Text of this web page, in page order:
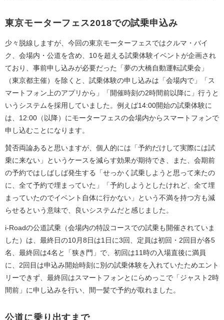
東京モーターフェス2018での試乗申込み
少々脱線しますが、今回の東京モーターフェスではクルマ・バイ
ク、会場内・公道を含め、10を超える試乗体験イベントが企画され
ており、事前申し込みが必要だった「夢の大橋自動運転試乗会」
（東京都主催）を除くと、試乗体験の申し込みは「会場内で」「ス
マートフォン上のアプリから」「開催時刻の2時間前以降に」行うと
いうシステムを採用していました。例えば14:00開始の試乗体験に
は、12:00（以降）にモーターフェスの会場内からスマートフォンで
申し込むことになります。
賛否両論あると思いますが、個人的には「予約だけして実際には試
乗に来ない」というケースを減らす効果が期待でき、また、会期前
の予約ではしばしば発生する「せっかく試乗しようと思って来たの
に、全て予約で埋まっていた」「予約しようとしたけれど、全て埋
まっていたのでイベント自体に行かない」という不満を持つ方も減
らせるという意味で、良いシステムだと感じました。
i-Roadの公道試乗（会場内の特設コースでの試乗も開催されていま
した）は、最終日の10月8日は1日に3回、定員は初回・2回目が各5
名、最終回は4名と「狭き門」で、初回は11時の入場直後に満員
に、2回目は申込み開始時刻に別の試乗体験を入れていたためエント
リーできず、最終回はスマートフォンとにらめっこで「ジャスト2時
間前」に申し込みを行い、間一髪で予約が取れました。
公道に乗り出すまで